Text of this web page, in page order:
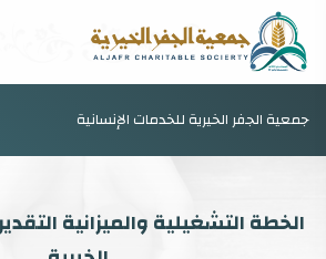
جمعية الجفر الخيرية للخدمات الإنسانية
الخطة التشغيلية والميزانية